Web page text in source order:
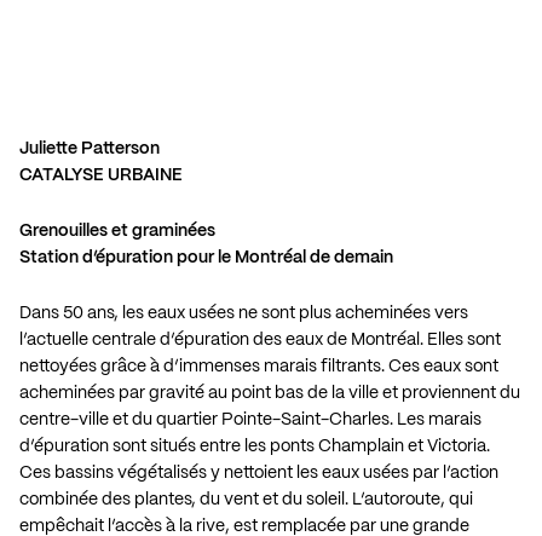
Juliette Patterson
CATALYSE URBAINE
Grenouilles et graminées
Station d’épuration pour le Montréal de demain
Dans 50 ans, les eaux usées ne sont plus acheminées vers
l’actuelle centrale d’épuration des eaux de Montréal. Elles sont
nettoyées grâce à d’immenses marais filtrants. Ces eaux sont
acheminées par gravité au point bas de la ville et proviennent du
centre-ville et du quartier Pointe-Saint-Charles. Les marais
d’épuration sont situés entre les ponts Champlain et Victoria.
Ces bassins végétalisés y nettoient les eaux usées par l’action
combinée des plantes, du vent et du soleil. L’autoroute, qui
empêchait l’accès à la rive, est remplacée par une grande